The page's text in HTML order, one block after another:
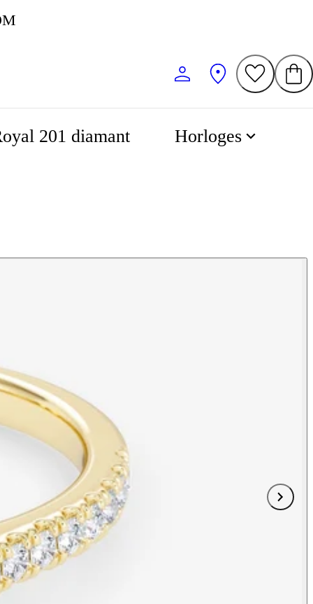
201 diamant Horloges
met zijstenen